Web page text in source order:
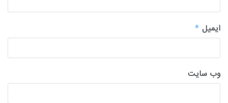
ایمیل *
وب‌ سایت